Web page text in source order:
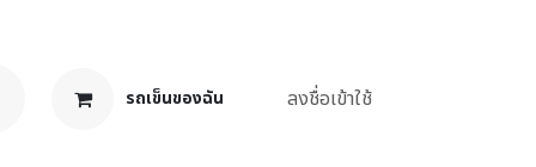
รถเข็นของฉัน ลงชื่อเข้าใช้